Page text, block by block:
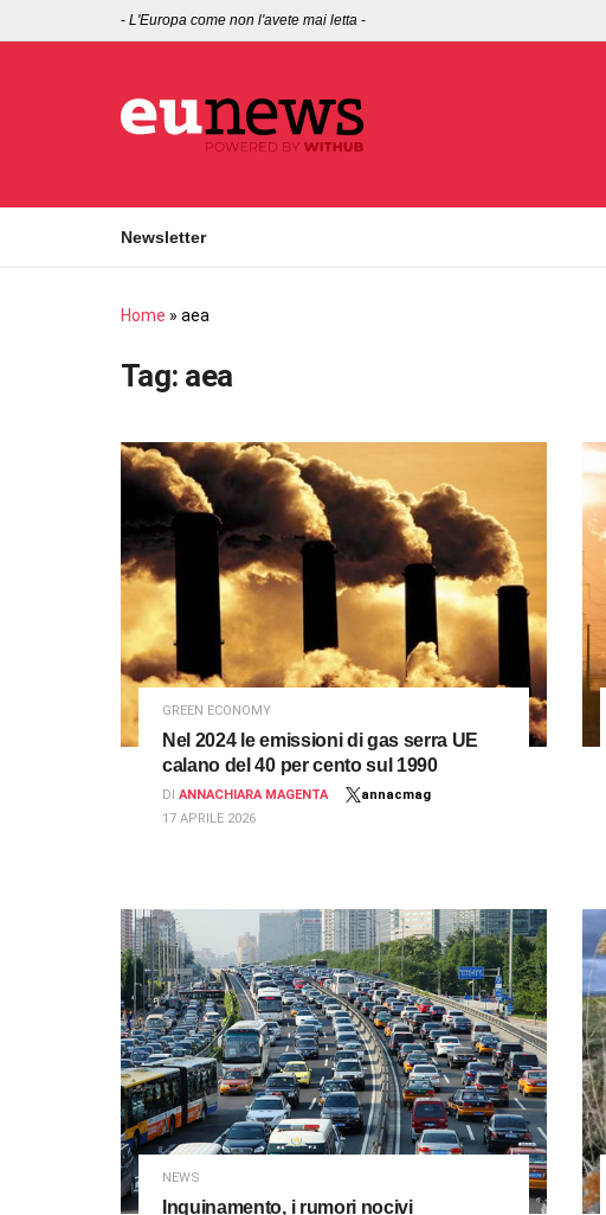
- L'Europa come non l'avete mai letta -
Newsletter
Home » aea
Tag: aea
GREEN ECONOMY
Nel 2024 le emissioni di gas serra UE
calano del 40 per cento sul 1990
DI ANNACHIARA MAGENTA
annacmag
17 APRILE 2026
NEWS
Inquinamento, i rumori nocivi